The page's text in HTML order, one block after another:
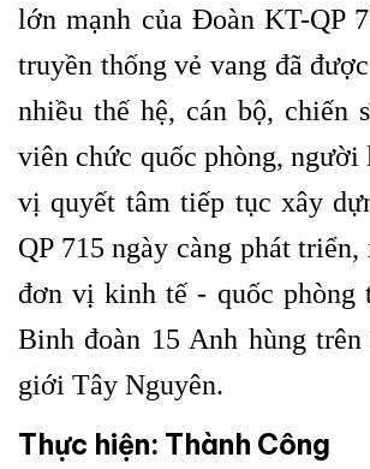
lớn mạnh của Đoàn KT-QP
truyền thống vẻ vang đã
nhiều thế hệ, cán bộ, chiến
viên chức quốc phòng, người
vị quyết tâm tiếp tục xây
QP 715 ngày càng phát triển,
đơn vị kinh tế - quốc phòng
Binh đoàn 15 Anh hùng
giới Tây Nguyên.
Thực hiện: Thành Công